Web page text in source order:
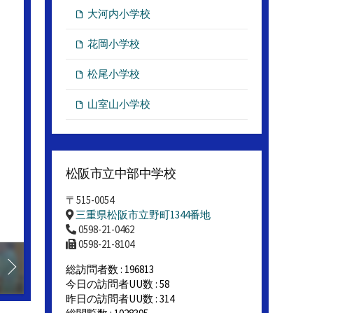
大河内小学校
花岡小学校
松尾小学校
山室山小学校
松阪市立中部中学校
〒515-0054
三重県松阪市立野町1344番地
0598-21-0462
0598-21-8104
総訪問者数 : 196813
今日の訪問者UU数 : 58
昨日の訪問者UU数 : 314